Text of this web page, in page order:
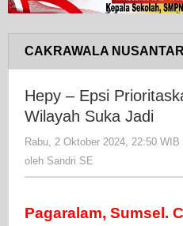
CAKRAWALA
Hepy – Epsi
Wilayah Suka Jadi
Rabu, 2 Oktober 2024, 22:50 WIB
oleh Sandri SE
Pagaralam, Sumsel.